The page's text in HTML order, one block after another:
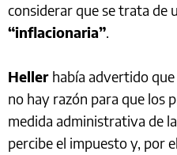
considerar que se trata de
“inflacionaria”.
Heller había advertido
no hay razón para que los
medida administrativa de
percibe el impuesto y, por